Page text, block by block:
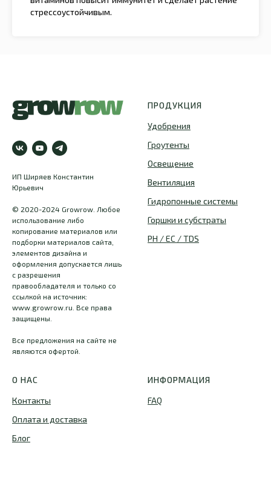
стрессоустойчивым.
ИП Ширяев Константин
Юрьевич
© 2020-2024 Growrow. Любое
использование либо
копирование материалов или
подборки материалов сайта,
элементов дизайна и
оформления допускается лишь
с разрешения
правообладателя и только со
ссылкой на источник:
www.growrow.ru. Все права
защищены.
Все предложения на сайте не
являются офертой.
ПРОДУКЦИЯ
Удобрения
Гроутенты
Освещение
Вентиляция
Гидропонные системы
Горшки и субстраты
PH / EC / TDS
О НАС
Контакты
Оплата и доставка
Блог
ИНФОРМАЦИЯ
FAQ